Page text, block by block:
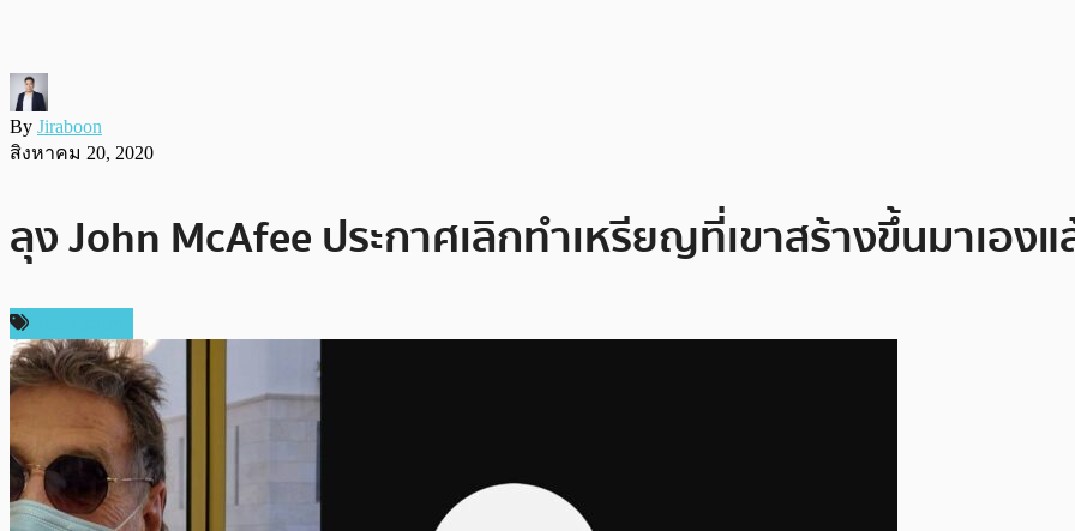
By Jiraboon
สิงหาคม 20, 2020
ลุง John McAfee ประกาศเลิกทำเหรียญที่เขาสร้างขึ้นมาเองแ